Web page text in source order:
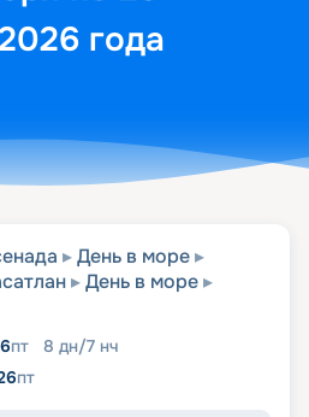
года
День в море
День в море
пт 8 дн/7 нч
пт